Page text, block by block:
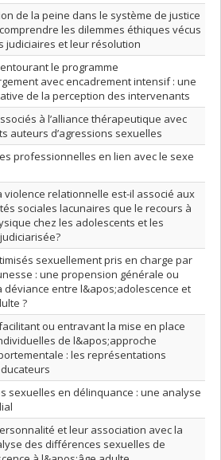
de la peine dans le système de justice
les dilemmes éthiques vécus
judiciaires et leur résolution
le programme
avec encadrement intensif : une
de la perception des intervenants
à l’alliance thérapeutique avec
auteurs d’agressions sexuelles
professionnelles en lien avec le sexe
violence relationnelle est-il associé aux
sociales lacunaires que le recours à
chez les adolescents et les
sexuellement pris en charge par
: une propension générale ou
déviance entre l&apos;adolescence et
?
ou entravant la mise en place
de l&apos;approche
: les représentations
sexuelles en délinquance : une analyse
et leur association avec la
des différences sexuelles de